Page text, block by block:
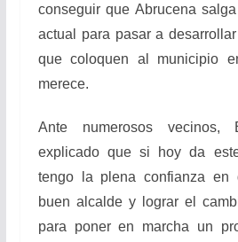
conseguir que Abrucena
actual para pasar a
que coloquen al municipio
merece.
Ante numerosos vecinos,
explicado que si hoy da
tengo la plena confianza en
buen alcalde y lograr el
para poner en marcha un